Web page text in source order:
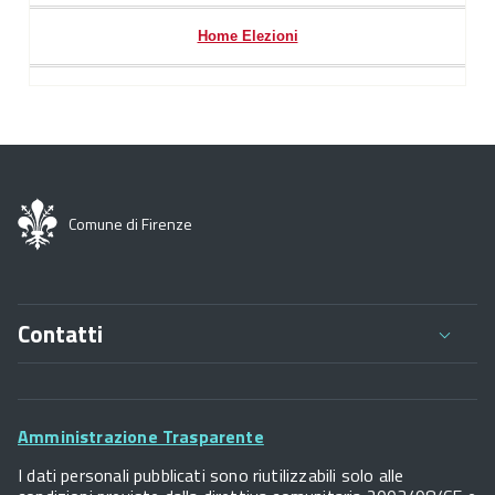
Home Elezioni
Comune di Firenze
Contatti
Palazzo Vecchio
P.IVA 01307110484
Footer
Amministrazione Trasparente
I dati personali pubblicati sono riutilizzabili solo alle